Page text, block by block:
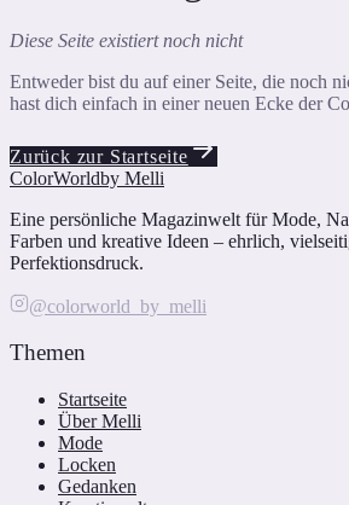
Diese Seite existiert noch nicht
Entweder bist du auf einer Seite, die noch
hast dich einfach in einer neuen Ecke der
Zurück zur Startseite
ColorWorldby Melli
Eine persönliche Magazinwelt für Mode,
Farben und kreative Ideen – ehrlich,
Perfektionsdruck.
@colorworld_by_melli
Themen
Startseite
Über Melli
Mode
Locken
Gedanken